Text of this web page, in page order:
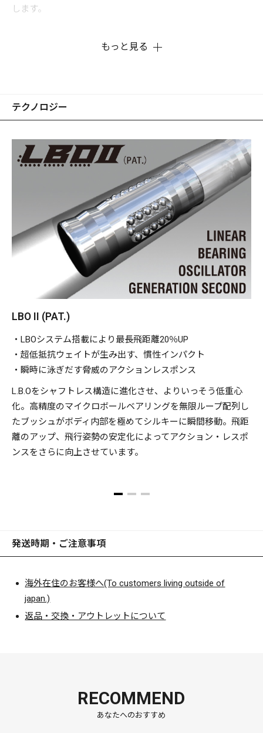
します。
もっと見る
テクノロジー
LBO II (PAT.)
・LBOシステム搭載により最長飛距離20％UP
・超低抵抗ウェイトが生み出す、慣性インパクト
・瞬時に泳ぎだす脅威のアクションレスポンス
L.B.Oをシャフトレス構造に進化させ、よりいっそう低重心
化。高精度のマイクロボールベアリングを無限ループ配列し
たブッシュがボディ内部を極めてシルキーに瞬間移動。飛距
離のアップ、飛行姿勢の安定化によってアクション・レスポ
ンスをさらに向上させています。
発送時期・ご注意事項
海外在住のお客様へ(To customers living outside of
japan.)
返品・交換・アウトレットについて
RECOMMEND
あなたへのおすすめ